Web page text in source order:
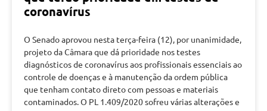
coronavírus
O Senado aprovou nesta terça-feira (12), por unanimidade,
projeto da Câmara que dá prioridade nos testes
diagnósticos de coronavírus aos profissionais essenciais ao
controle de doenças e à manutenção da ordem pública
que tenham contato direto com pessoas e materiais
contaminados. O PL 1.409/2020 sofreu várias alterações e